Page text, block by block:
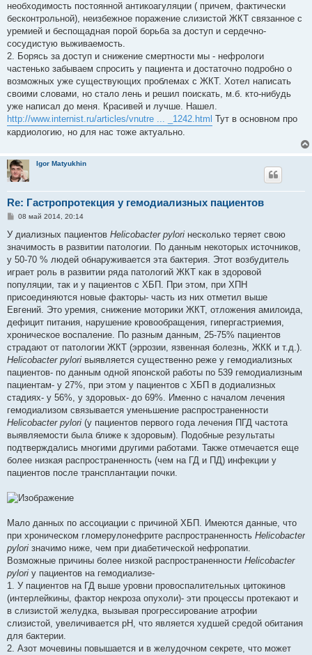
и
е
необходимость постоянной антикоагуляции ( причем, фактически
бесконтрольной), неизбежное поражение слизистой ЖКТ связанное с
уремией и беспощадная порой борьба за доступ и сердечно-
сосудистую выживаемость.
2. Борясь за доступ и снижение смертности мы - нефрологи
частенько забываем спросить у пациента и достаточно подробно о
возможных уже существующих проблемах с ЖКТ. Хотел написать
своими словами, но стало лень и решил поискать, м.б. кто-нибудь
уже написал до меня. Красивей и лучше. Нашел.
http://www.internist.ru/articles/vnutre ... _1242.html Тут в основном про
кардиологию, но для нас тоже актуально.
Igor Matyukhin
Re: Гастропротекция у гемодиализных пациентов
С
о
б
щ
е
и
е
08 май 2014, 20:14
У диализных пациентов Helicobacter pylori несколько теряет свою
значимость в развитии патологии. По данным некоторых источников,
у 50-70 % людей обнаруживается эта бактерия. Этот возбудитель
играет роль в развитии ряда патологий ЖКТ как в здоровой
популяции, так и у пациентов с ХБП. При этом, при ХПН
присоединяются новые факторы- часть из них отметил выше
Евгений. Это уремия, снижение моторики ЖКТ, отложения амилоида,
дефицит питания, нарушение кровообращения, гипергастриемия,
хроническое воспаление. По разным данным, 25-75% пациентов
страдают от патологии ЖКТ (эррозии, язвенная болезнь, ЖКК и т.д.).
Helicobacter pylori выявляется существенно реже у гемодиализных
пациентов- по данным одной японской работы по 539 гемодиализным
пациентам- у 27%, при этом у пациентов с ХБП в додиализных
стадиях- у 56%, у здоровых- до 69%. Именно с началом лечения
гемодиализом связывается уменьшение распространенности
Helicobacter pylori (у пациентов первого года лечения ПГД частота
выявляемости была ближе к здоровым). Подобные результаты
подтверждались многими другими работами. Также отмечается еще
более низкая распространенность (чем на ГД и ПД) инфекции у
пациентов после трансплантации почки.
Мало данных по ассоциации с причиной ХБП. Имеются данные, что
при хроническом гломерулонефрите распространенность Helicobacter
pylori значимо ниже, чем при диабетической нефропатии.
Возможные причины более низкой распространенности Helicobacter
pylori у пациентов на гемодиализе-
1. У пациентов на ГД выше уровни провоспалительных цитокинов
(интерлейкины, фактор некроза опухоли)- эти процессы протекают и
в слизистой желудка, вызывая прогрессирование атрофии
слизистой, увеличивается рН, что является худшей средой обитания
для бактерии.
2. Азот мочевины повышается и в желудочном секрете, что может